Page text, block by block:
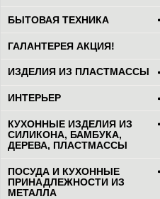
БЫТОВАЯ ТЕХНИКА
ГАЛАНТЕРЕЯ АКЦИЯ!
ИЗДЕЛИЯ ИЗ ПЛАСТМАССЫ
ИНТЕРЬЕР
КУХОННЫЕ ИЗДЕЛИЯ ИЗ
СИЛИКОНА, БАМБУКА,
ДЕРЕВА, ПЛАСТМАССЫ
ПОСУДА И КУХОННЫЕ
ПРИНАДЛЕЖНОСТИ ИЗ
МЕТАЛЛА